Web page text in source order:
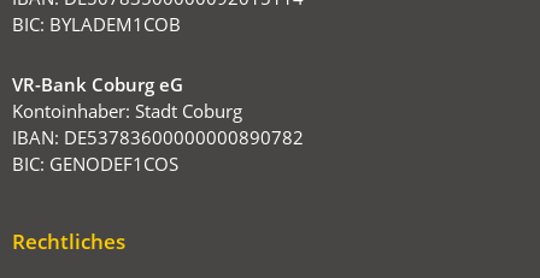
BIC: BYLADEM1COB
VR-Bank Coburg eG
Kontoinhaber: Stadt Coburg
IBAN: DE53783600000000890782
BIC: GENODEF1COS
Rechtliches